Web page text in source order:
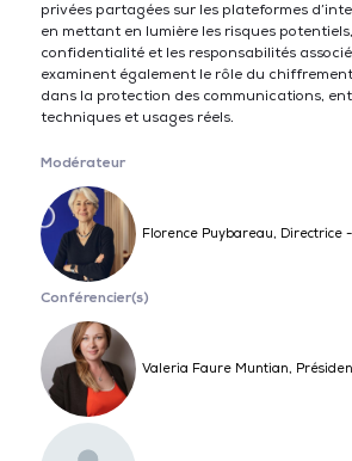
privées partagées sur les plateformes
en mettant en lumière les risques
confidentialité et les responsabilités
examinent également le rôle du
dans la protection des communications,
techniques et usages réels.
Modérateur
Florence Puybareau, Directrice -
Conférencier(s)
Valeria Faure Muntian,